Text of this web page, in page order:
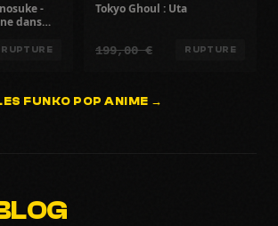
-
dans
RUPTURE
Tokyo Ghoul : Uta
199,00 € RUPTURE
FUNKO POP ANIME →